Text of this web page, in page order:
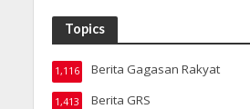
Topics
Berita Gagasan Rakyat
1,116
Berita GRS
1,413